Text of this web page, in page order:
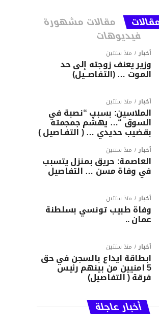
مقالات مشهورة
فيديوهات
أخبار منذ سنتين
وزير يعنف زوجته إلى حد
الموت … (التفاصــيل)
أخبار منذ سنتين
الملاسين: بسبب “نصبة في
السوق “… يهشّم جمجمته
بقضيب حديدي … ( التفـاصيل )
أخبار منذ سنتين
العاصمة: حريق بمنزل يتسبب
في وفاة مسن … التفاصيل
أخبار منذ سنتين
وفاة طبيب تونسي بسلطنة
عمان ..
أخبار منذ سنتين
ابطاقة ايداع بالسجن في حق
5 امنيين من بينهم رئيس
فرقة ( التفاصيل)
أخبار عاجلة